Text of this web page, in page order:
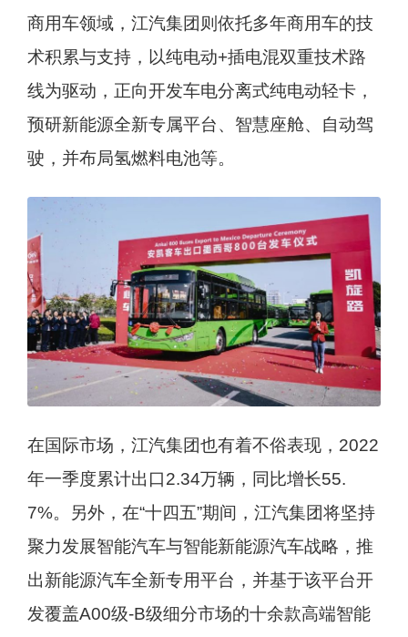
商用车领域，江汽集团则依托多年商用车的技
术积累与支持，以纯电动+插电混双重技术路
线为驱动，正向开发车电分离式纯电动轻卡，
预研新能源全新专属平台、智慧座舱、自动驾
驶，并布局氢燃料电池等。
在国际市场，江汽集团也有着不俗表现，2022
年一季度累计出口2.34万辆，同比增长55.
7%。另外，在“十四五”期间，江汽集团将坚持
聚力发展智能汽车与智能新能源汽车战略，推
出新能源汽车全新专用平台，并基于该平台开
发覆盖A00级-B级细分市场的十余款高端智能